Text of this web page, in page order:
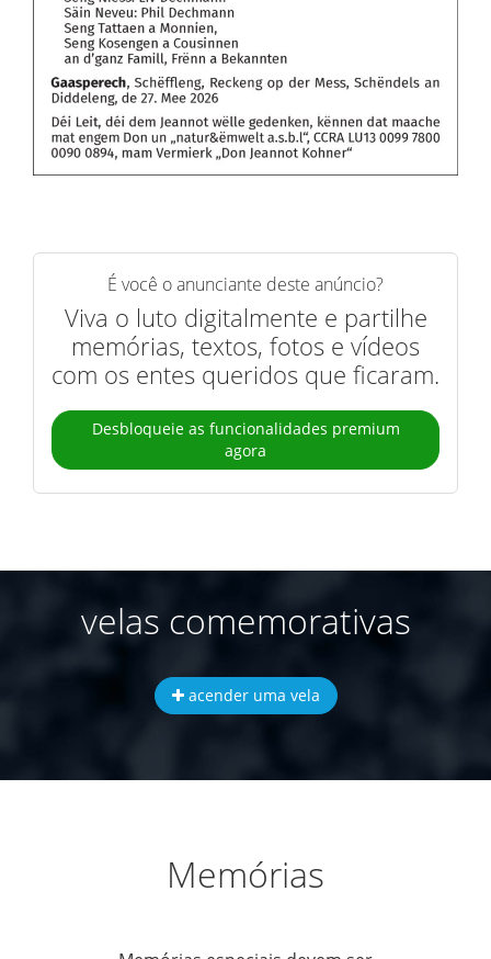
É você o anunciante deste anúncio?
Viva o luto digitalmente e partilhe
memórias, textos, fotos e vídeos
com os entes queridos que ficaram.
Desbloqueie as funcionalidades premium
agora
velas comemorativas
acender uma vela
Memórias